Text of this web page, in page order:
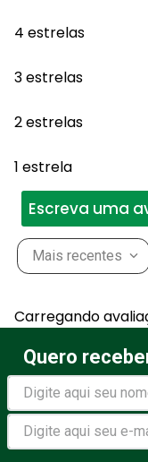
4 estrelas
3 estrelas
2 estrelas
1 estrela
Escreva uma
Avalie o
estrelas
Mais recentes
Carregando
Quero